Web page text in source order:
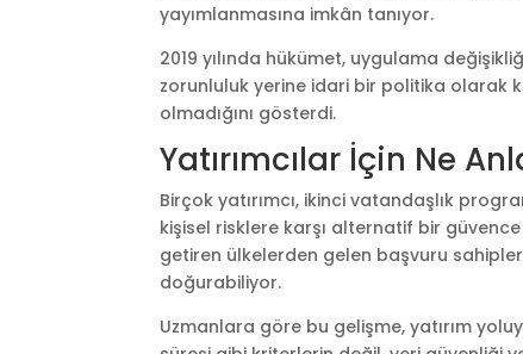
yayımlanmasına imkân tanıyor.
2019 yılında hükümet, uygulama
zorunluluk yerine idari bir politika olarak
olmadığını gösterdi.
Yatırımcılar İçin Ne
Birçok yatırımcı, ikinci vatandaşlık
kişisel risklere karşı alternatif bir
getiren ülkelerden gelen başvuru
doğurabiliyor.
Uzmanlara göre bu gelişme, yatırım